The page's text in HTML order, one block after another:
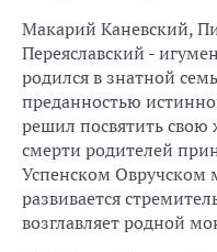
Макарий Каневский,
Переяславский -
родился в знатной
преданностью
решил посвятить свою
смерти родителей
Успенском Овручском
развивается
возглавляет родной